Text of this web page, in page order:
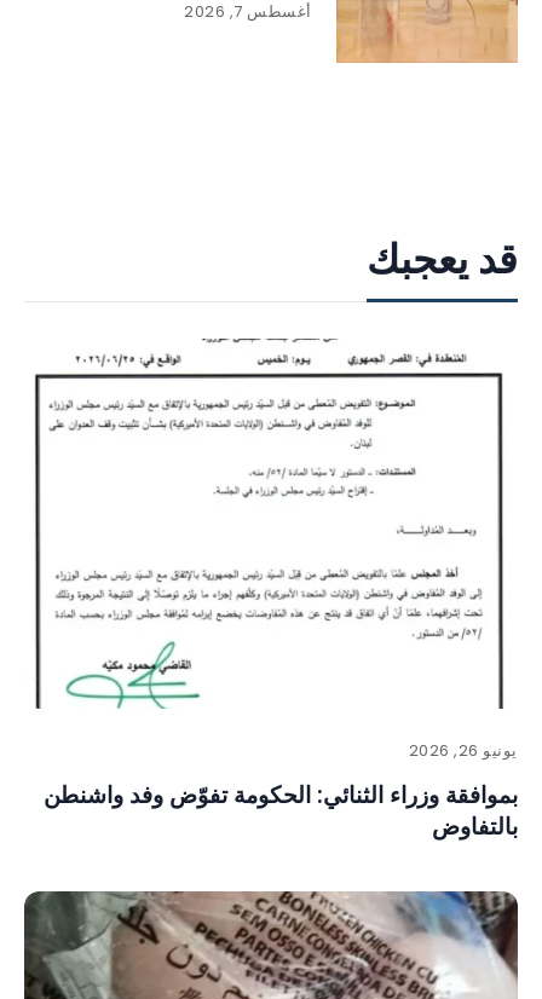
أغسطس 7, 2026
قد يعجبك
يونيو 26, 2026
بموافقة وزراء الثنائي: الحكومة تفوّض وفد واشنطن
بالتفاوض